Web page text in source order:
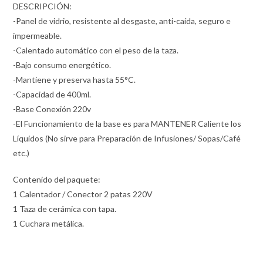
DESCRIPCIÓN:
-Panel de vidrio, resistente al desgaste, anti-caída, seguro e
impermeable.
-Calentado automático con el peso de la taza.
-Bajo consumo energético.
-Mantiene y preserva hasta 55°C.
-Capacidad de 400ml.
-Base Conexión 220v
-El Funcionamiento de la base es para MANTENER Caliente los
Líquidos (No sirve para Preparación de Infusiones/ Sopas/Café
etc.)
Contenido del paquete:
1 Calentador / Conector 2 patas 220V
1 Taza de cerámica con tapa.
1 Cuchara metálica.